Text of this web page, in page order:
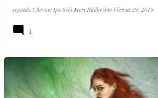
sepsala Chensie Ips Svět Mezi Řádkydnebřezna 29, 2019
1